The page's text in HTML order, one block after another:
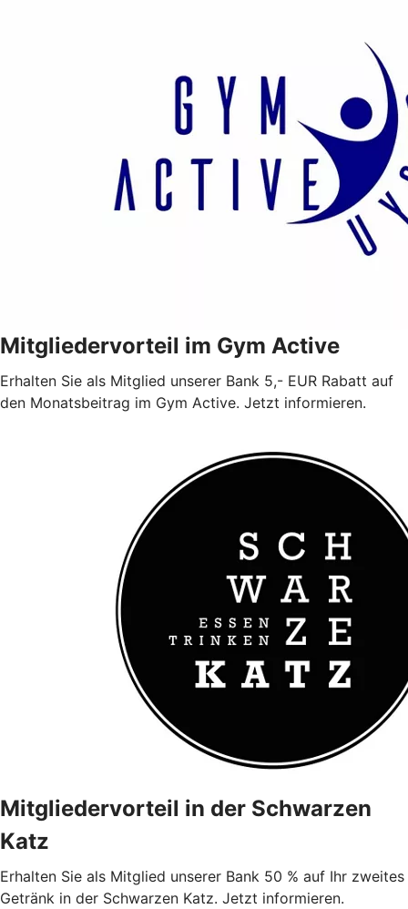
Mitgliedervorteil im Gym Active
Erhalten Sie als Mitglied unserer Bank 5,- EUR Rabatt auf
den Monatsbeitrag im Gym Active. Jetzt informieren.
Mitgliedervorteil in der Schwarzen
Katz
Erhalten Sie als Mitglied unserer Bank 50 % auf Ihr zweites
Getränk in der Schwarzen Katz. Jetzt informieren.